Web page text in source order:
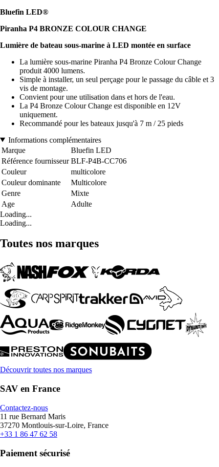
Bluefin LED®
Piranha P4 BRONZE COLOUR CHANGE
Lumière de bateau sous-marine à LED montée en surface
La lumière sous-marine Piranha P4 Bronze Colour Change
produit 4000 lumens.
Simple à installer, un seul perçage pour le passage du câble et 3
vis de montage.
Convient pour une utilisation dans et hors de l'eau.
La P4 Bronze Colour Change est disponible en 12V
uniquement.
Recommandé pour les bateaux jusqu'à 7 m / 25 pieds
Informations complémentaires
Marque
Bluefin LED
Référence fournisseur BLF-P4B-CC706
Couleur
multicolore
Couleur dominante
Multicolore
Genre
Mixte
Age
Adulte
Loading...
Loading...
Toutes nos marques
Découvrir toutes nos marques
SAV en France
Contactez-nous
11 rue Bernard Maris
37270 Montlouis-sur-Loire, France
+33 1 86 47 62 58
Paiement sécurisé